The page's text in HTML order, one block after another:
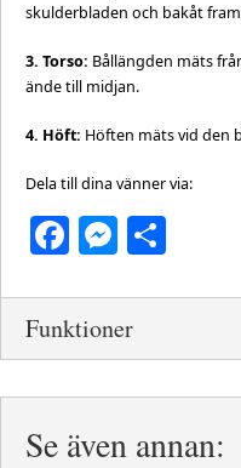
skulderbladen och bakåt
3. Torso: Bållängden mäts
ände till midjan.
4. Höft: Höften mäts vid den
Dela till dina vänner via:
Facebook
Funktioner
Se även annan: